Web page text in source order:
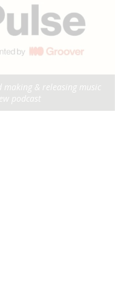
making & releasing music
podcast